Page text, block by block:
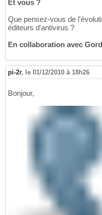
Et vous ?
Que pensez-vous de
éditeurs d'antivirus ?
En collaboration avec
pi-2r, le 01/12/2010 à 18h26
Bonjour,